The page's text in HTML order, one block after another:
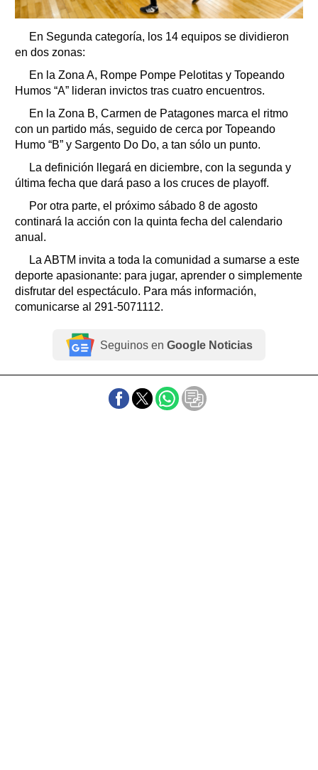
En Segunda categoría, los 14 equipos se dividieron
en dos zonas:
En la Zona A, Rompe Pompe Pelotitas y Topeando
Humos “A” lideran invictos tras cuatro encuentros.
En la Zona B, Carmen de Patagones marca el ritmo
con un partido más, seguido de cerca por Topeando
Humo “B” y Sargento Do Do, a tan sólo un punto.
La definición llegará en diciembre, con la segunda y
última fecha que dará paso a los cruces de playoff.
Por otra parte, el próximo sábado 8 de agosto
continará la acción con la quinta fecha del calendario
anual.
La ABTM invita a toda la comunidad a sumarse a este
deporte apasionante: para jugar, aprender o simplemente
disfrutar del espectáculo. Para más información,
comunicarse al 291-5071112.
Seguinos en Google Noticias